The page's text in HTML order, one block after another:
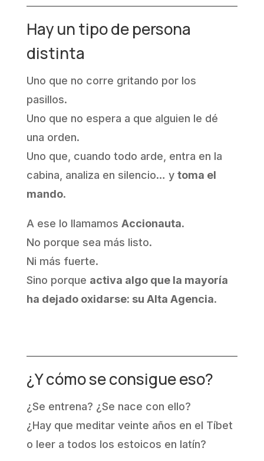
Hay un tipo de persona
distinta
Uno que no corre gritando por los
pasillos.
Uno que no espera a que alguien le dé
una orden.
Uno que, cuando todo arde, entra en la
cabina, analiza en silencio… y toma el
mando.
A ese lo llamamos Accionauta.
No porque sea más listo.
Ni más fuerte.
Sino porque activa algo que la mayoría
ha dejado oxidarse: su Alta Agencia.
¿Y cómo se consigue eso?
¿Se entrena? ¿Se nace con ello?
¿Hay que meditar veinte años en el Tíbet
o leer a todos los estoicos en latín?